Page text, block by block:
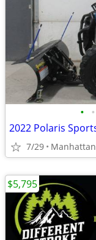
• •
7/29 Manhattan
$5,795